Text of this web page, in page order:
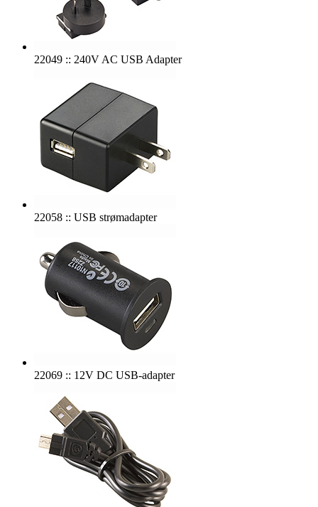
22049 :: 240V AC USB Adapter
22058 :: USB strømadapter
22069 :: 12V DC USB-adapter